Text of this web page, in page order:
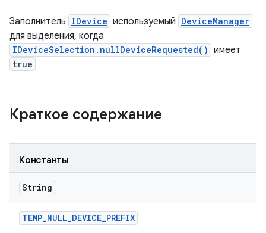
Заполнитель IDevice используемый DeviceManager
для выделения, когда
IDeviceSelection.nullDeviceRequested() имеет
true
Краткое содержание
Константы
String
TEMP_NULL_DEVICE_PREFIX